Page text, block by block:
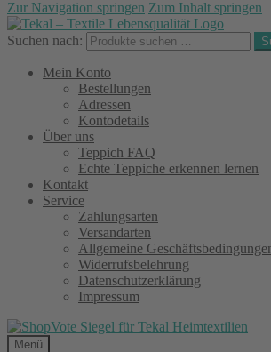
Zur Navigation springen Zum Inhalt springen
Suchen nach:
Mein Konto
Bestellungen
Adressen
Kontodetails
Über uns
Teppich FAQ
Echte Teppiche erkennen lernen
Kontakt
Service
Zahlungsarten
Versandarten
Allgemeine
Widerrufsbelehrung
Datenschutzerklärung
Impressum
Menü